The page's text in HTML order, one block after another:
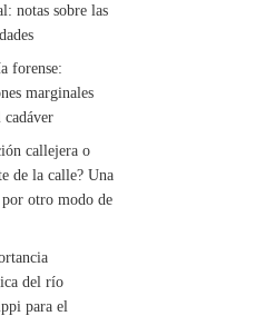
notas sobre las
forense:
marginales
cadáver
callejera o
de la calle? Una
por otro modo de
del río
para el